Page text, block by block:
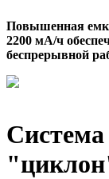
Повышенная
2200 мА/ч
беспрерывной